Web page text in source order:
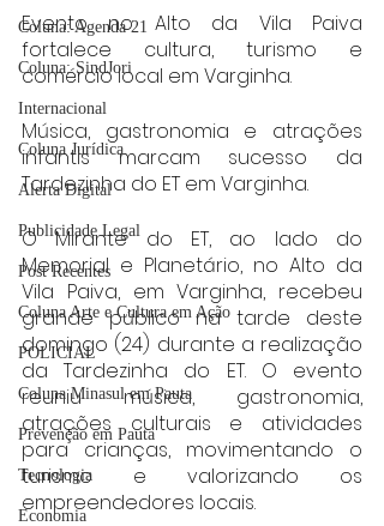
Coluna: Agenda 21
Coluna: SindJori
Internacional
Coluna Jurídica
Alerta Digital
Publicidade Legal
Post Recentes
Coluna Arte e Cultura em Ação
POLICIAL
Coluna Minasul em Pauta
Prevenção em Pauta
Tecnologia
Economia
Evento no Alto da Vila Paiva
fortalece cultura, turismo e
comércio local em Varginha.
Música, gastronomia e atrações
infantis marcam sucesso da
Tardezinha do ET em Varginha.
O Mirante do ET, ao lado do
Memorial e Planetário, no Alto da
Vila Paiva, em Varginha, recebeu
grande público na tarde deste
domingo (24) durante a realização
da Tardezinha do ET. O evento
reuniu música, gastronomia,
atrações culturais e atividades
para crianças, movimentando o
turismo e valorizando os
empreendedores locais.